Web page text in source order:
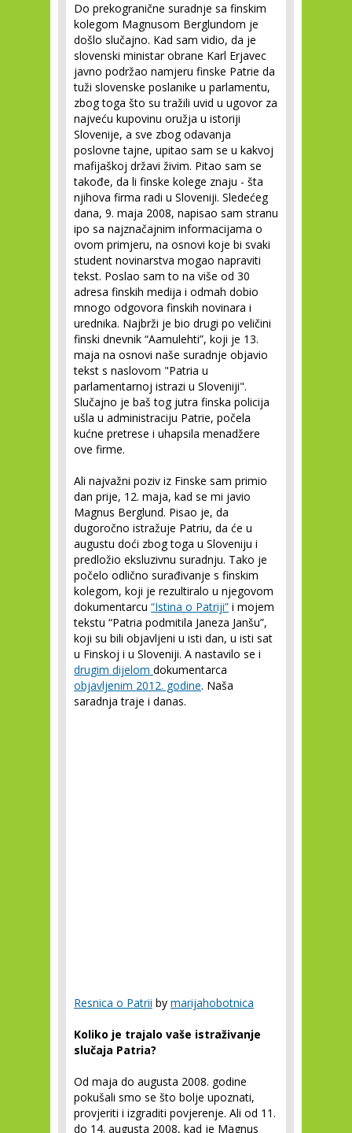
Do prekogranične suradnje sa finskim
kolegom Magnusom Berglundom je
došlo slučajno. Kad sam vidio, da je
slovenski ministar obrane Karl Erjavec
javno podržao namjeru finske Patrie da
tuži slovenske poslanike u parlamentu,
zbog toga što su tražili uvid u ugovor za
najveću kupovinu oružja u istoriji
Slovenije, a sve zbog odavanja
poslovne tajne, upitao sam se u kakvoj
mafijaškoj državi živim. Pitao sam se
takođe, da li finske kolege znaju - šta
njihova firma radi u Sloveniji. Sledećeg
dana, 9. maja 2008, napisao sam stranu
ipo sa najznačajnim informacijama o
ovom primjeru, na osnovi koje bi svaki
student novinarstva mogao napraviti
tekst. Poslao sam to na više od 30
adresa finskih medija i odmah dobio
mnogo odgovora finskih novinara i
urednika. Najbrži je bio drugi po veličini
finski dnevnik “Aamulehti”, koji je 13.
maja na osnovi naše suradnje objavio
tekst s naslovom "Patria u
parlamentarnoj istrazi u Sloveniji".
Slučajno je baš tog jutra finska policija
ušla u administraciju Patrie, počela
kućne pretrese i uhapsila menadžere
ove firme.
Ali najvažni poziv iz Finske sam primio
dan prije, 12. maja, kad se mi javio
Magnus Berglund. Pisao je, da
dugoročno istražuje Patriu, da će u
augustu doći zbog toga u Sloveniju i
predložio eksluzivnu suradnju. Tako je
počelo odlično surađivanje s finskim
kolegom, koji je rezultiralo u njegovom
dokumentarcu “Istina o Patriji” i mojem
tekstu “Patria podmitila Janeza Janšu”,
koji su bili objavljeni u isti dan, u isti sat
u Finskoj i u Sloveniji. A nastavilo se i
drugim dijelom dokumentarca
objavljenim 2012. godine. Naša
saradnja traje i danas.
Resnica o Patrii by marijahobotnica
Koliko je trajalo vaše istraživanje
slučaja Patria?
Od maja do augusta 2008. godine
pokušali smo se što bolje upoznati,
provjeriti i izgraditi povjerenje. Ali od 11.
do 14. augusta 2008, kad je Magnus